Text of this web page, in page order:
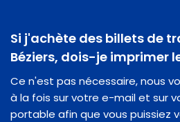
Si j'achète des billets de
Béziers, dois-je imprimer
Ce n'est pas nécessaire, nous
à la fois sur votre e-mail et sur
portable afin que vous puissiez